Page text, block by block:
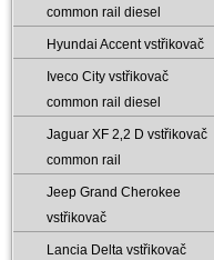
common rail diesel
Hyundai Accent vstřikovač
Iveco City vstřikovač
common rail diesel
Jaguar XF 2‚2 D vstřikovač
common rail
Jeep Grand Cherokee
vstřikovač
Lancia Delta vstřikovač